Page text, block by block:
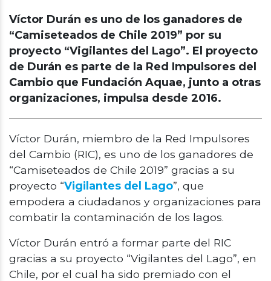
Víctor Durán es uno de los ganadores de
“Camiseteados de Chile 2019” por su
proyecto “Vigilantes del Lago”. El proyecto
de Durán es parte de la Red Impulsores del
Cambio que Fundación Aquae, junto a otras
organizaciones, impulsa desde 2016.
Víctor Durán, miembro de la Red Impulsores
del Cambio (RIC), es uno de los ganadores de
“Camiseteados de Chile 2019” gracias a su
proyecto “Vigilantes del Lago”, que
empodera a ciudadanos y organizaciones para
combatir la contaminación de los lagos.
Víctor Durán entró a formar parte del RIC
gracias a su proyecto “Vigilantes del Lago”, en
Chile, por el cual ha sido premiado con el